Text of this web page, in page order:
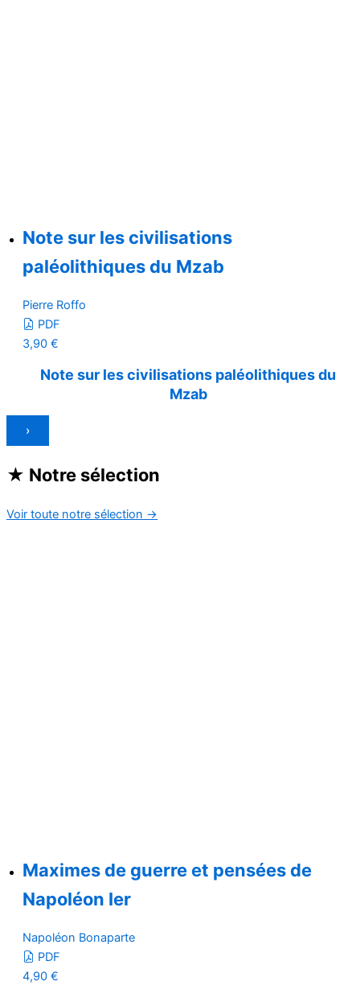
Note sur les civilisations
paléolithiques du Mzab
Pierre Roffo
PDF
3,90 €
Note sur les civilisations paléolithiques du
Mzab
›
★ Notre sélection
Voir toute notre sélection →
Maximes de guerre et pensées de
Napoléon Ier
Napoléon Bonaparte
PDF
4,90 €